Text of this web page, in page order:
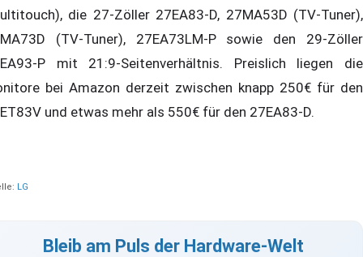
die 27-Zöller 27EA83-D, 27MA53D (TV-Tuner),
(TV-Tuner), 27EA73LM-P sowie den 29-Zöller
P mit 21:9-Seitenverhältnis. Preislich liegen die
bei Amazon derzeit zwischen knapp 250€ für den
und etwas mehr als 550€ für den 27EA83-D.
LG
Bleib am Puls der Hardware-Welt